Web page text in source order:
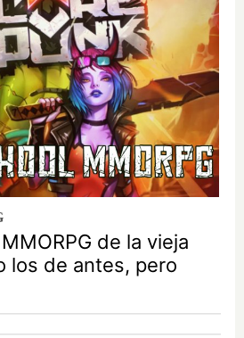
de la vieja
los de antes, pero